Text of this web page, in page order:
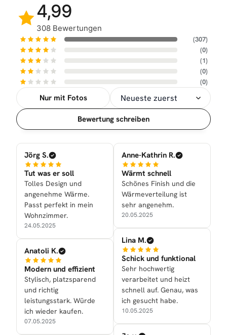
4,99
308 Bewertungen
(307)
(0)
(1)
(0)
(0)
Nur mit Fotos
Sortierung
Bewertung schreiben
Jörg S.
Tut was er soll
Tolles Design und
angenehme Wärme.
Passt perfekt in mein
Wohnzimmer.
24.05.2025
Anatoli K.
Modern und effizient
Stylisch, platzsparend
und richtig
leistungsstark. Würde
ich wieder kaufen.
07.05.2025
Anne-Kathrin R.
Wärmt schnell
Schönes Finish und die
Wärmeverteilung ist
sehr angenehm.
20.05.2025
Lina M.
Schick und funktional
Sehr hochwertig
verarbeitet und heizt
schnell auf. Genau, was
ich gesucht habe.
10.05.2025